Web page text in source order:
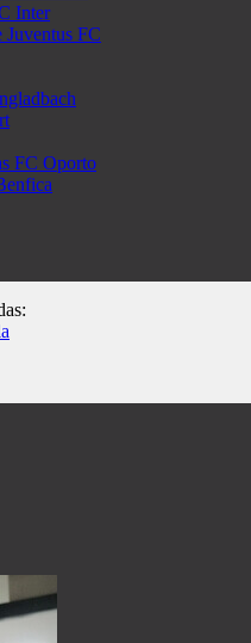
Inter
Juventus FC
FC Oporto